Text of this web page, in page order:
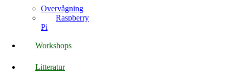
Overvågning
Raspberry
Pi
Workshops
Litteratur